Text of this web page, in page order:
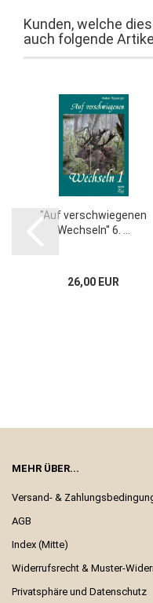
Kunden, welche
auch folgende
''Auf verschwiegenen
Wechseln'' 6. ...
26,00 EUR
MEHR ÜBER...
Versand- &
AGB
Index (Mitte)
Widerrufsrecht & Muster-
Privatsphäre und Datenschutz